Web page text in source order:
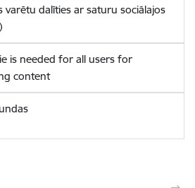
varētu dalīties ar saturu sociālajos
is needed for all users for
content